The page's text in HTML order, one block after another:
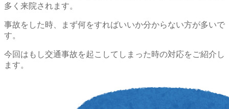
多く来院されます。
事故をした時、まず何をすればいいか分からない方が多いで
す。
今回はもし交通事故を起こしてしまった時の対応をご紹介し
ます。